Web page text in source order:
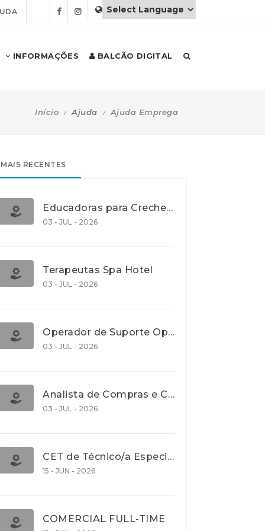
INFORMAÇÕES BALCÃO DIGITAL
Início Ajuda Ajuda Emprega
MAIS RECENTES
Educadoras para Creche e J.I., Lisboa
03 - JUL - 2026
Terapeutas Spa Hotel
03 - JUL - 2026
Operador de Suporte Operacional
03 - JUL - 2026
Analista de Compras e Contratos (Banca)
03 - JUL - 2026
CET de Técnico/a Especialista em Comércio Internacional (Nível 5)
15 - JUN - 2026
COMERCIAL FULL-TIME